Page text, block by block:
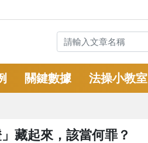
關鍵數據 法操小教室
藏起來，該當何罪？